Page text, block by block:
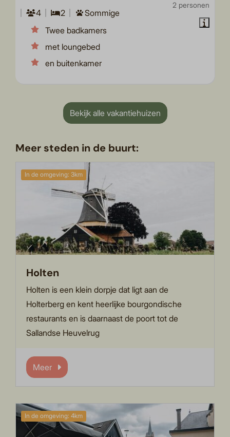
2 personen
4
2
Sommige
Twee badkamers
met loungebed
en buitenkamer
Bekijk alle vakantiehuizen
Meer steden in de buurt:
In de omgeving: 3km
Holten
Holten is een klein dorpje dat ligt aan de
Holterberg en kent heerlijke bourgondische
restaurants en is daarnaast de poort tot de
Sallandse Heuvelrug
Meer
In de omgeving: 4km